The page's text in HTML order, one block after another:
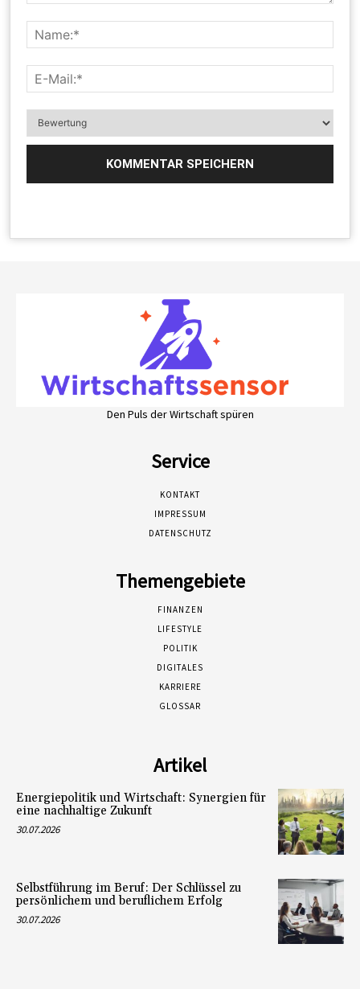
Den Puls der Wirtschaft spüren
Service
KONTAKT
IMPRESSUM
DATENSCHUTZ
Themengebiete
FINANZEN
LIFESTYLE
POLITIK
DIGITALES
KARRIERE
GLOSSAR
Artikel
Energiepolitik und Wirtschaft: Synergien für
eine nachhaltige Zukunft
30.07.2026
Selbstführung im Beruf: Der Schlüssel zu
persönlichem und beruflichem Erfolg
30.07.2026